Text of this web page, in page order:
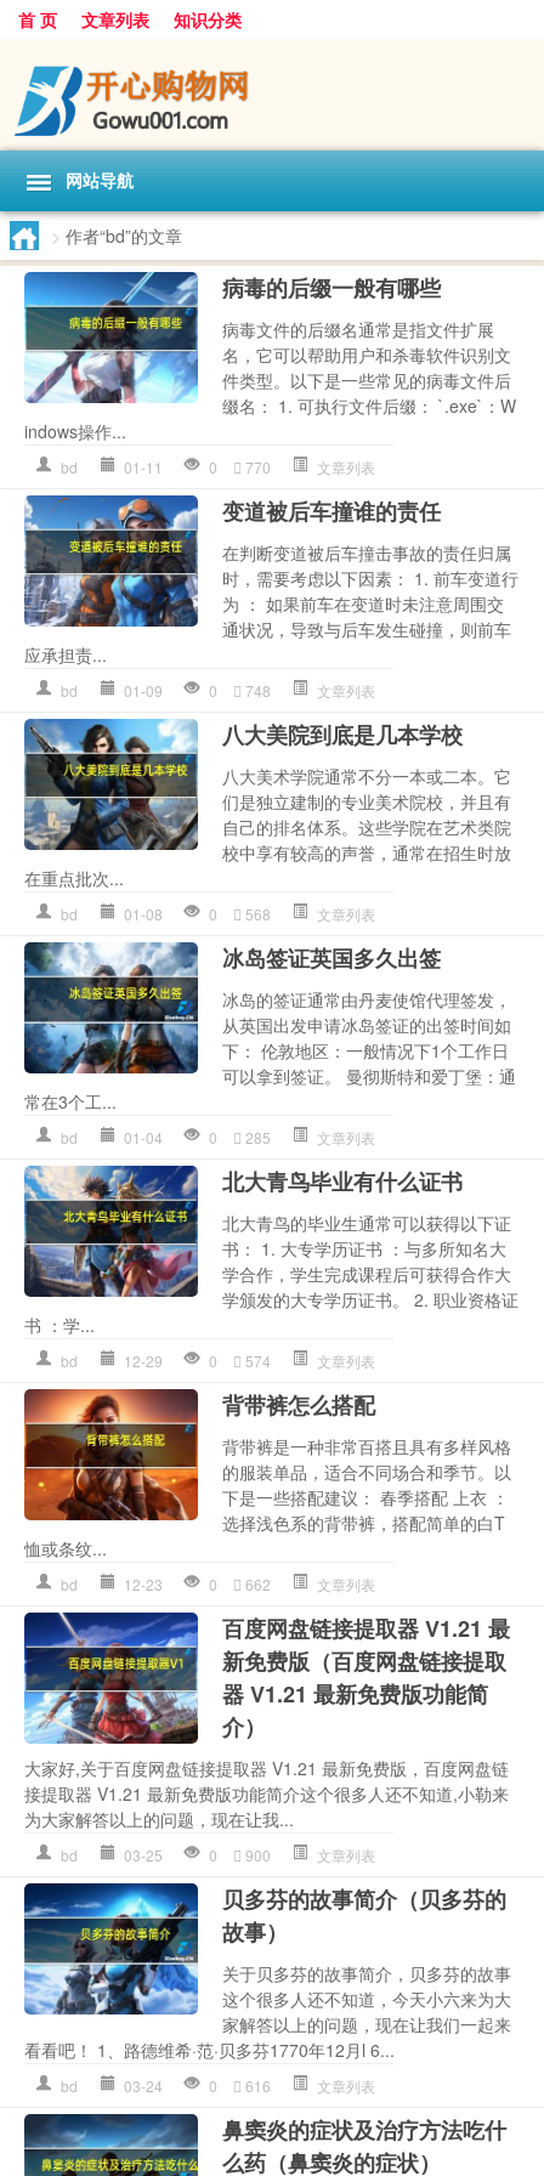
首 页 文章列表 知识分类
网站导航
> 作者“bd”的文章
病毒的后缀一般有哪些
病毒文件的后缀名通常是指文件扩展
名，它可以帮助用户和杀毒软件识别文
件类型。以下是一些常见的病毒文件后
缀名： 1. 可执行文件后缀： `.exe`：W
indows操作...
bd 01-11 0 770 文章列表
变道被后车撞谁的责任
在判断变道被后车撞击事故的责任归属
时，需要考虑以下因素： 1. 前车变道行
为 ： 如果前车在变道时未注意周围交
通状况，导致与后车发生碰撞，则前车
应承担责...
bd 01-09 0 748 文章列表
八大美院到底是几本学校
八大美术学院通常不分一本或二本。它
们是独立建制的专业美术院校，并且有
自己的排名体系。这些学院在艺术类院
校中享有较高的声誉，通常在招生时放
在重点批次...
bd 01-08 0 568 文章列表
冰岛签证英国多久出签
冰岛的签证通常由丹麦使馆代理签发，
从英国出发申请冰岛签证的出签时间如
下： 伦敦地区：一般情况下1个工作日
可以拿到签证。 曼彻斯特和爱丁堡：通
常在3个工...
bd 01-04 0 285 文章列表
北大青鸟毕业有什么证书
北大青鸟的毕业生通常可以获得以下证
书： 1. 大专学历证书 ：与多所知名大
学合作，学生完成课程后可获得合作大
学颁发的大专学历证书。 2. 职业资格证
书 ：学...
bd 12-29 0 574 文章列表
背带裤怎么搭配
背带裤是一种非常百搭且具有多样风格
的服装单品，适合不同场合和季节。以
下是一些搭配建议： 春季搭配 上衣 ：
选择浅色系的背带裤，搭配简单的白T
恤或条纹...
bd 12-23 0 662 文章列表
百度网盘链接提取器 V1.21 最
新免费版（百度网盘链接提取
器 V1.21 最新免费版功能简
介）
大家好,关于百度网盘链接提取器 V1.21 最新免费版，百度网盘链
接提取器 V1.21 最新免费版功能简介这个很多人还不知道,小勒来
为大家解答以上的问题，现在让我...
bd 03-25 0 900 文章列表
贝多芬的故事简介（贝多芬的
故事）
关于贝多芬的故事简介，贝多芬的故事
这个很多人还不知道，今天小六来为大
家解答以上的问题，现在让我们一起来
看看吧！ 1、路德维希·范·贝多芬1770年12月l 6...
bd 03-24 0 616 文章列表
鼻窦炎的症状及治疗方法吃什
么药（鼻窦炎的症状）